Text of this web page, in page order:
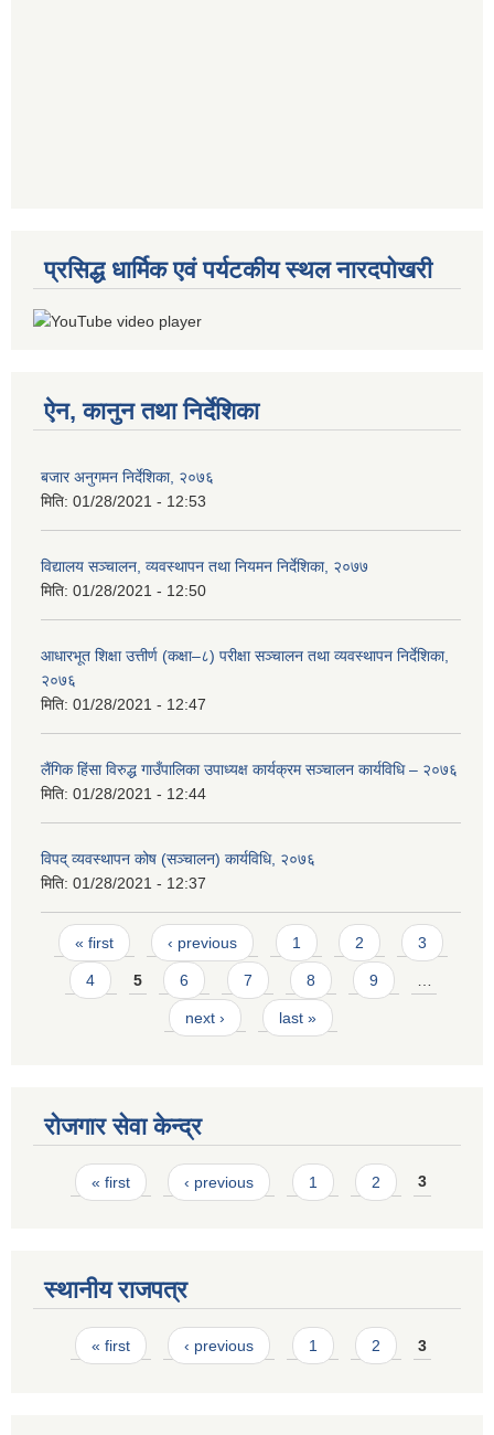
प्रसिद्ध धार्मिक एवं पर्यटकीय स्थल नारदपोखरी
ऐन, कानुन तथा निर्देशिका
बजार अनुगमन निर्देशिका, २०७६
मिति: 01/28/2021 - 12:53
विद्यालय सञ्चालन, व्यवस्थापन तथा नियमन निर्देशिका, २०७७
मिति: 01/28/2021 - 12:50
आधारभूत शिक्षा उत्तीर्ण (कक्षा–८) परीक्षा सञ्चालन तथा व्यवस्थापन निर्देशिका,
२०७६
मिति: 01/28/2021 - 12:47
लैंगिक हिंसा विरुद्ध गाउँपालिका उपाध्यक्ष कार्यक्रम सञ्चालन कार्यविधि – २०७६
मिति: 01/28/2021 - 12:44
विपद् व्यवस्थापन कोष (सञ्चालन) कार्यविधि, २०७६
मिति: 01/28/2021 - 12:37
Pages
« first ‹ previous 1 2 3
4 5 6 7 8 9
next › last »
रोजगार सेवा केन्द्र
Pages
« first ‹ previous 1 2 3
स्थानीय राजपत्र
Pages
« first ‹ previous 1 2 3